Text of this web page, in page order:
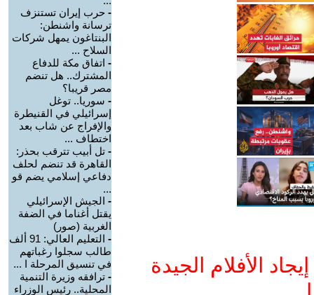
الأفلام الجيدة
- حرب إيران تستنزف
ترسانة واشنطن:
البنتاغون يمهل شركات
السلاح ...
- اتفاق مكة للدفاع
المشترك.. هل تنضم
مصر قريبا؟
- سوريا.. توغل
إسرائيلي في القنيطرة
والإفراج عن شاب بعد
اختطاف ...
- تل أبيب تترقب بحذر:
القاهرة قد تنضم لحلف
دفاعي إسلامي يضم قو
...
- الجيش الإسرائيلي
يقتل أغناما في الضفة
الغربية (صور)
-
التعليم العالي: 91 ألف
طالب سجلوا رغباتهم
في تنسيق المرحلة ا ...
- ترافقه وزيرة التنمية
المحلية.. رئيس الوزراء